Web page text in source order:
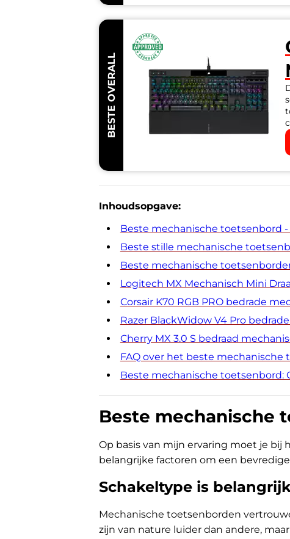
BESTE OVERALL
Inhoudsopgave:
Beste mechanische toetsenbord
Beste stille mechanische
Beste mechanische
Logitech MX Mechanisch Mini
Corsair K70 RGB PRO bedrade
Razer BlackWidow V4 Pro
Cherry MX 3.0 S bedraad
FAQ over het beste
Beste mechanische toetsenbord:
Beste mechanische
Op basis van mijn ervaring moet je
belangrijke factoren om een
Schakeltype is
Mechanische toetsenborden
zijn van nature luider dan andere,